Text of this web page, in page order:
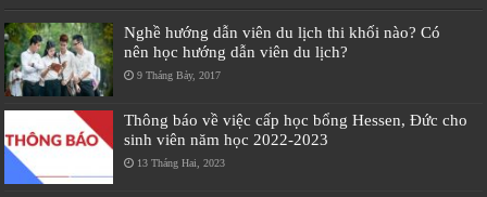
Nghề hướng dẫn viên du lịch thi khối nào? Có
nên học hướng dẫn viên du lịch?
9 Tháng Bảy, 2017
Thông báo về việc cấp học bổng Hessen, Đức cho
sinh viên năm học 2022-2023
13 Tháng Hai, 2023